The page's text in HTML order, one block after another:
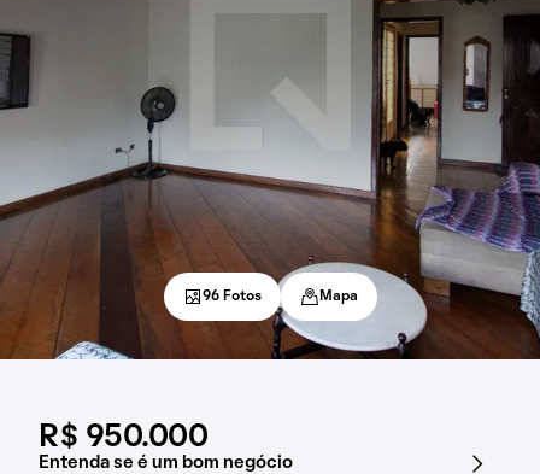
R$ 950.000
Entenda se é um bom negócio
96 Fotos Mapa